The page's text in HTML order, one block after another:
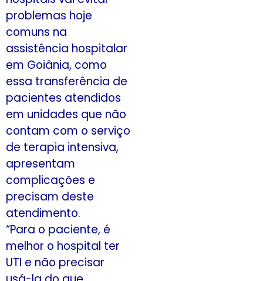
problemas hoje
comuns na
assistência hospitalar
em Goiânia, como
essa transferência de
pacientes atendidos
em unidades que não
contam com o serviço
de terapia intensiva,
apresentam
complicações e
precisam deste
atendimento.
“Para o paciente, é
melhor o hospital ter
UTI e não precisar